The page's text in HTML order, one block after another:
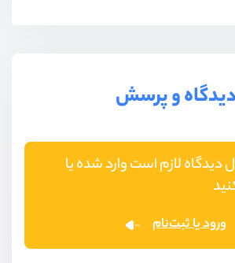
و پرسش
دیدگاه لازم است وارد شده یا
ورود یا ثبت‌نام